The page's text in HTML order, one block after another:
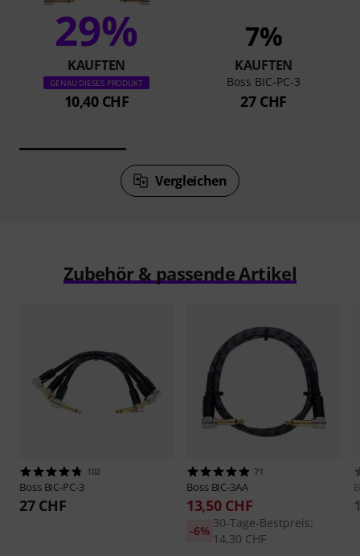
29%
KAUFTEN
GENAU DIESES PRODUKT
10,40 CHF
7%
KAUFTEN
Boss BIC-PC-3
27 CHF
Vergleichen
Zubehör & passende Artikel
102
Boss BIC-PC-3
27 CHF
71
Boss BIC-3AA
13,50 CHF
30-Tage-Bestpreis:
14,30 CHF
-6%